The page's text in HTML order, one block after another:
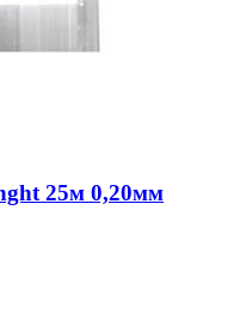
25м 0,20мм